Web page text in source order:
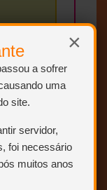
×
a sofrer
uma
site.
servidor,
foi necessário
muitos anos